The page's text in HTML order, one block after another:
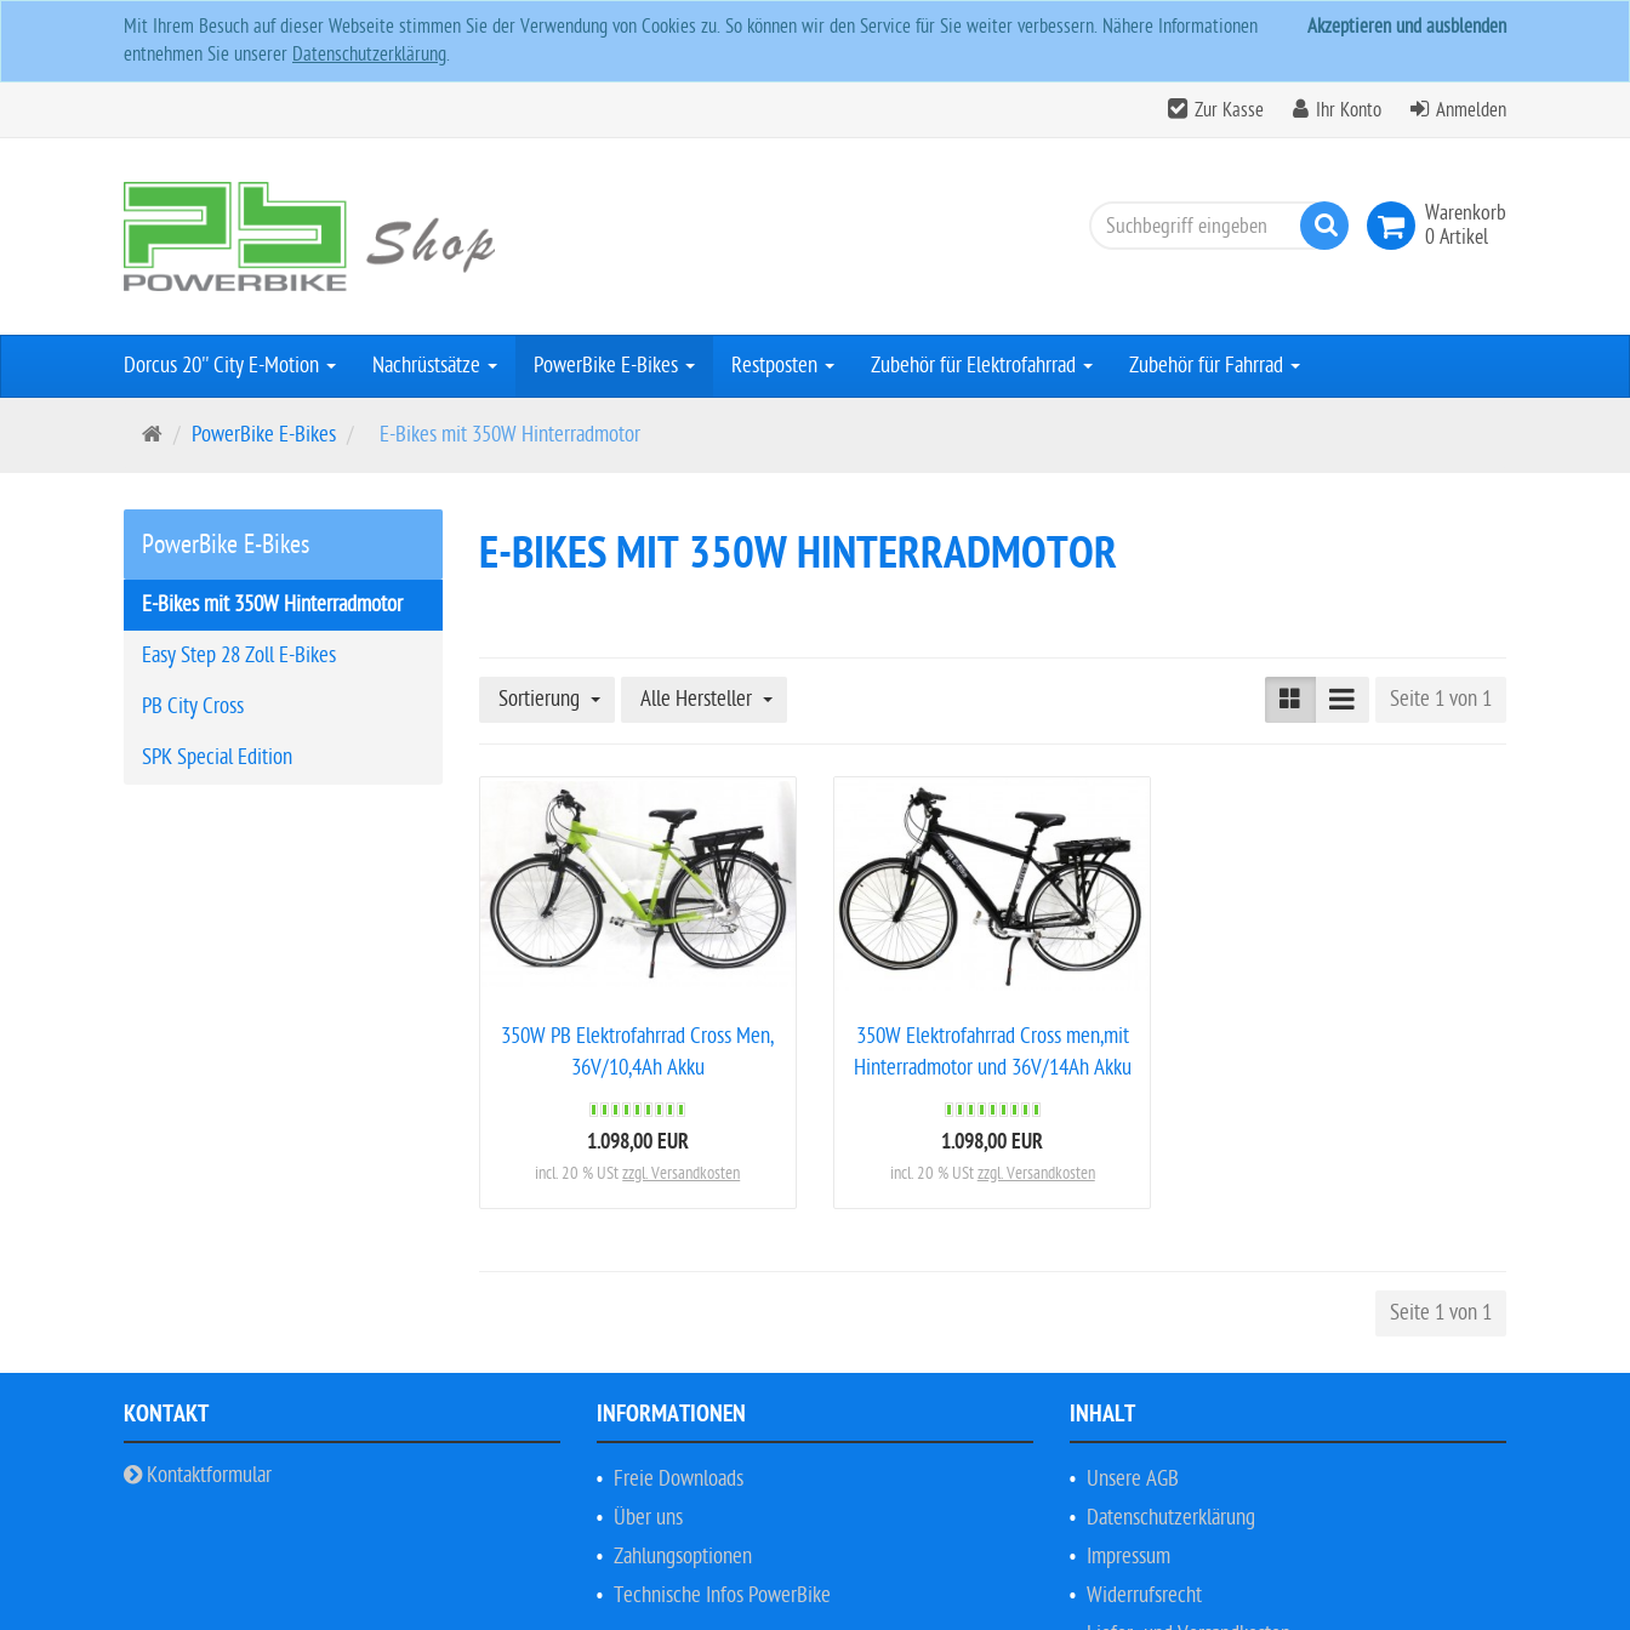
Akzeptieren und ausblenden
Mit Ihrem Besuch auf dieser Webseite stimmen Sie der Verwendung von Cookies zu. So können wir den Service für Sie weiter verbessern. Nähere Informationen
entnehmen Sie unserer Datenschutzerklärung.
Zur Kasse Ihr Konto Anmelden
Warenkorb
0 Artikel
Suchen
Dorcus 20'' City E-Motion Nachrüstsätze PowerBike E-Bikes Restposten Zubehör für Elektrofahrrad Zubehör für Fahrrad
S
t
s
i
e
PowerBike E-Bikes E-Bikes mit 350W Hinterradmotor
E-BIKES MIT 350W HINTERRADMOTOR
Sortierung Alle Hersteller Seite 1 von 1
350W PB Elektrofahrrad Cross Men,
36V/10,4Ah Akku
1.098,00 EUR
incl. 20 % UStzzgl. Versandkosten
350W Elektrofahrrad Cross men,mit
Hinterradmotor und 36V/14Ah Akku
1.098,00 EUR
incl. 20 % UStzzgl. Versandkosten
Seite 1 von 1
PowerBike E-Bikes
E-Bikes mit 350W Hinterradmotor
Easy Step 28 Zoll E-Bikes
PB City Cross
SPK Special Edition
KONTAKT
Kontaktformular
INFORMATIONEN
Freie Downloads
Über uns
Zahlungsoptionen
Technische Infos PowerBike
INHALT
Unsere AGB
Datenschutzerklärung
Impressum
Widerrufsrecht